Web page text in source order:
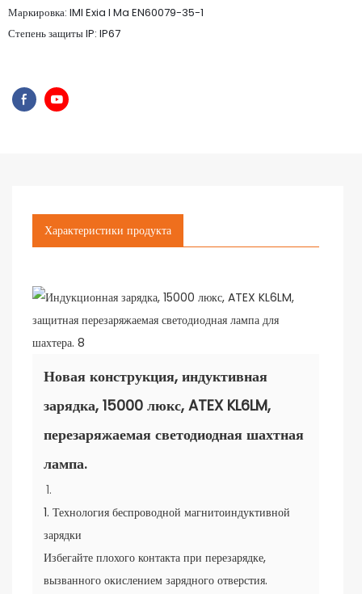
Маркировка: IMI Exia I Ma EN60079-35-1
Степень защиты IP: IP67
Характеристики продукта
Новая конструкция, индуктивная
зарядка, 15000 люкс, ATEX KL6LM,
перезаряжаемая светодиодная шахтная
лампа.
1. Технология беспроводной магнитоиндуктивной
зарядки
Избегайте плохого контакта при перезарядке,
вызванного окислением зарядного отверстия.